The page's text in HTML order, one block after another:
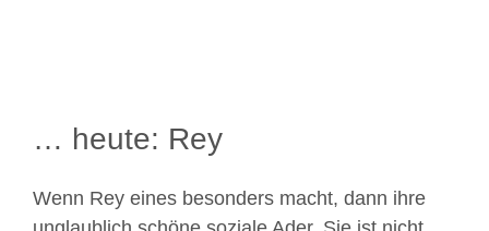
… heute: Rey
Wenn Rey eines besonders macht, dann ihre